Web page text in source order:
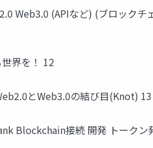
Web3.0 (APIなど) (ブロックチ
界を！ 12
とWeb3.0の結び目(Knot) 13
Blockchain接続 開発 トーク